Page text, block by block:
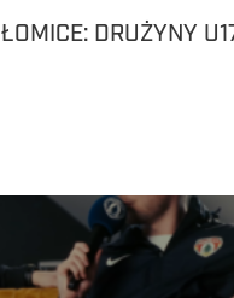
DRUŻYNY